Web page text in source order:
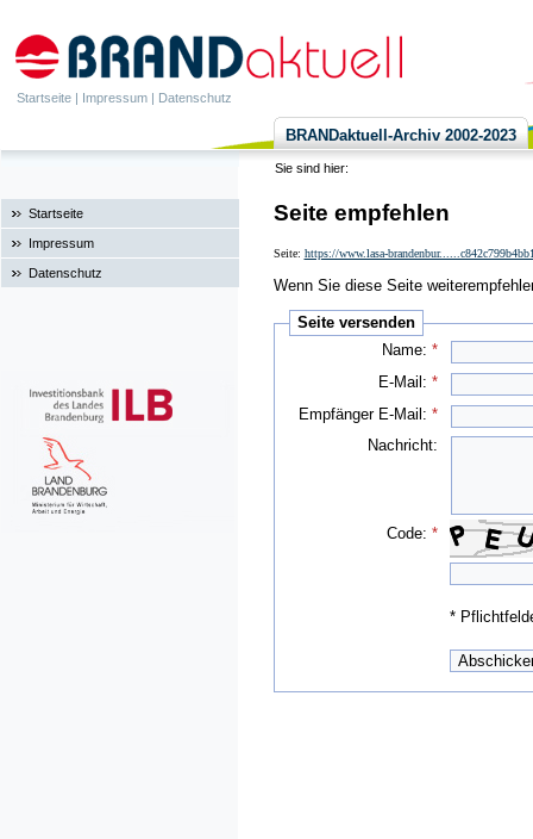
Startseite | Impressum | Datenschutz
BRANDaktuell-Archiv 2002-2023
Sie sind hier:
Startseite
Impressum
Datenschutz
Seite empfehlen
Seite: https://www.lasa-
Wenn Sie diese Seite
Seite versenden
Name:*
E-Mail:*
Empfänger E-Mail:*
Nachricht:
Code:*
*